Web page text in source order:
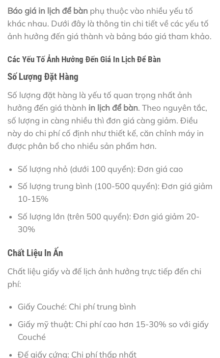
Báo giá in lịch để bàn phụ thuộc vào nhiều yếu tố
khác nhau. Dưới đây là thông tin chi tiết về các yếu tố
ảnh hưởng đến giá thành và bảng báo giá tham khảo.
Các Yếu Tố Ảnh Hưởng Đến Giá In Lịch Để Bàn
Số Lượng Đặt Hàng
Số lượng đặt hàng là yếu tố quan trọng nhất ảnh
hưởng đến giá thành in lịch để bàn. Theo nguyên tắc,
số lượng in càng nhiều thì đơn giá càng giảm. Điều
này do chi phí cố định như thiết kế, căn chỉnh máy in
được phân bổ cho nhiều sản phẩm hơn.
Số lượng nhỏ (dưới 100 quyển): Đơn giá cao
Số lượng trung bình (100-500 quyển): Đơn giá giảm
10-15%
Số lượng lớn (trên 500 quyển): Đơn giá giảm 20-
30%
Chất Liệu In Ấn
Chất liệu giấy và đế lịch ảnh hưởng trực tiếp đến chi
phí:
Giấy Couché: Chi phí trung bình
Giấy mỹ thuật: Chi phí cao hơn 15-30% so với giấy
Couché
Đế giấy cứng: Chi phí thấp nhất